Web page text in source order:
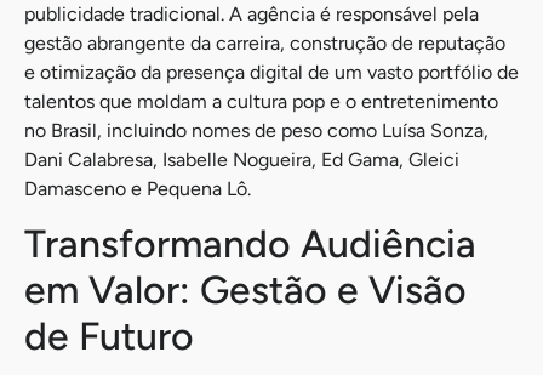
publicidade tradicional. A agência é responsável pela
gestão abrangente da carreira, construção de reputação
e otimização da presença digital de um vasto portfólio de
talentos que moldam a cultura pop e o entretenimento
no Brasil, incluindo nomes de peso como Luísa Sonza,
Dani Calabresa, Isabelle Nogueira, Ed Gama, Gleici
Damasceno e Pequena Lô.
Transformando Audiência
em Valor: Gestão e Visão
de Futuro